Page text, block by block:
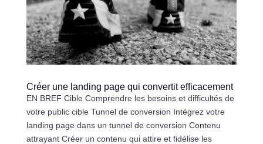
Créer une landing page qui convertit efficacement
EN BREF Cible Comprendre les besoins et difficultés de
votre public cible Tunnel de conversion Intégrez votre
landing page dans un tunnel de conversion Contenu
attrayant Créer un contenu qui attire et fidélise les